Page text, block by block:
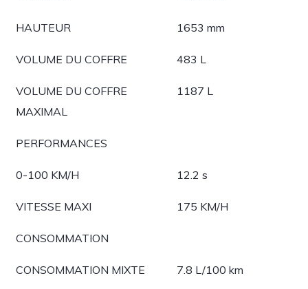
HAUTEUR 1653 mm
VOLUME DU COFFRE 483 L
VOLUME DU COFFRE
MAXIMAL
1187 L
PERFORMANCES
0-100 KM/H 12.2 s
VITESSE MAXI 175 KM/H
CONSOMMATION
CONSOMMATION MIXTE 7.8 L/100 km